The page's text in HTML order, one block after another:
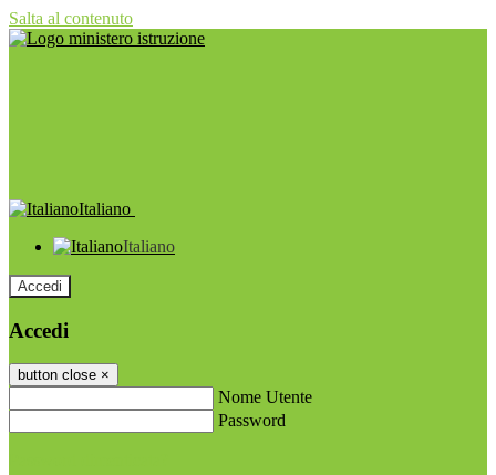
Salta al contenuto
Italiano
Italiano
Accedi
Accedi
button close ×
Nome Utente
Password